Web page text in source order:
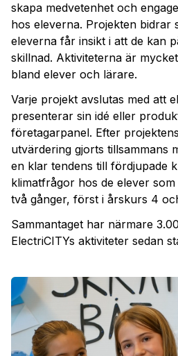
skapa medvetenhet och
hos eleverna. Projekten bidrar
eleverna får insikt i att de kan
skillnad. Aktiviteterna är
bland elever och lärare.
Varje projekt avslutas med att
presenterar sin idé eller
företagarpanel. Efter
utvärdering gjorts tillsammans
en klar tendens till fördjupade
klimatfrågor hos de elever
två gånger, först i årskurs 4
Sammantaget har närmare
ElectriCITYs aktiviteter sedan